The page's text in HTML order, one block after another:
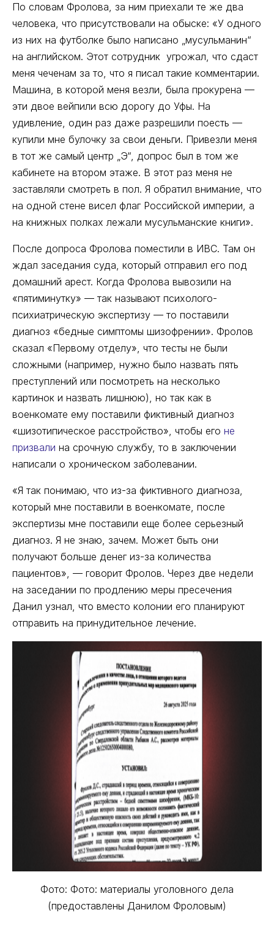
По словам Фролова, за ним приехали те же два
человека, что присутствовали на обыске: «У одного
из них на футболке было написано „мусульманин“
на английском. Этот сотрудник угрожал, что сдаст
меня чеченам за то, что я писал такие комментарии.
Машина, в которой меня везли, была прокурена —
эти двое вейпили всю дорогу до Уфы. На
удивление, один раз даже разрешили поесть —
купили мне булочку за свои деньги. Привезли меня
в тот же самый центр „Э“, допрос был в том же
кабинете на втором этаже. В этот раз меня не
заставляли смотреть в пол. Я обратил внимание, что
на одной стене висел флаг Российской империи, а
на книжных полках лежали мусульманские книги».
После допроса Фролова поместили в ИВС. Там он
ждал заседания суда, который отправил его под
домашний арест. Когда Фролова вывозили на
«пятиминутку» — так называют психолого-
психиатрическую экспертизу — то поставили
диагноз «бедные симптомы шизофрении». Фролов
сказал «Первому отделу», что тесты не были
сложными (например, нужно было назвать пять
преступлений или посмотреть на несколько
картинок и назвать лишнюю), но так как в
военкомате ему поставили фиктивный диагноз
«шизотипическое расстройство», чтобы его не
призвали на срочную службу, то в заключении
написали о хроническом заболевании.
«Я так понимаю, что из-за фиктивного диагноза,
который мне поставили в военкомате, после
экспертизы мне поставили еще более серьезный
диагноз. Я не знаю, зачем. Может быть они
получают больше денег из-за количества
пациентов», — говорит Фролов. Через две недели
на заседании по продлению меры пресечения
Данил узнал, что вместо колонии его планируют
отправить на принудительное лечение.
Фото: Фото: материалы уголовного дела
(предоставлены Данилом Фроловым)